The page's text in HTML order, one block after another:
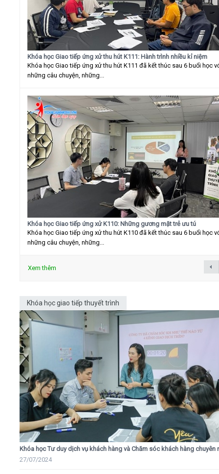
Khóa học Giao tiếp ứng xử thu hút K111: Hành trình nhiều kỉ niệm
Khóa học Giao tiếp ứng xử thu hút K111 đã kết thúc sau 6 buổi học
những câu chuyện, những...
Khóa học Giao tiếp ứng xử K110: Những gương mặt trẻ ưu tú
Khóa học Giao tiếp ứng xử thu hút K110 đã kết thúc sau 6 buổi học
những câu chuyện, những...
Xem thêm
Khóa học giao tiếp thuyết trình
Khóa học Tư duy dịch vụ khách hàng và Chăm sóc khách hàng chuyên
27/07/2024